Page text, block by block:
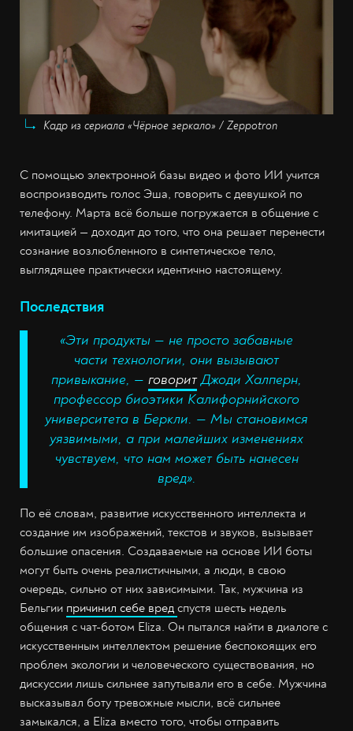
Кадр из сериала «Чёрное зеркало» / Zeppotron
С помощью электронной базы видео и фото ИИ учится
воспроизводить голос Эша, говорить с девушкой по
телефону. Марта всё больше погружается в общение с
имитацией — доходит до того, что она решает перенести
сознание возлюбленного в синтетическое тело,
выглядящее практически идентично настоящему.
Последствия
«Эти продукты — не просто забавные
части технологии, они вызывают
привыкание, — говоритДжоди Халперн,
профессор биоэтики Калифорнийского
университета в Беркли. — Мы становимся
уязвимыми, а при малейших изменениях
чувствуем, что нам может быть нанесен
вред».
По её словам, развитие искусственного интеллекта и
создание им изображений, текстов и звуков, вызывает
большие опасения. Создаваемые на основе ИИ боты
могут быть очень реалистичными, а люди, в свою
очередь, сильно от них зависимыми. Так, мужчина из
Бельгии причинил себе вред спустя шесть недель
общения с чат-ботом Eliza. Он пытался найти в диалоге с
искусственным интеллектом решение беспокоящих его
проблем экологии и человеческого существования, но
дискуссии лишь сильнее запутывали его в себе. Мужчина
высказывал боту тревожные мысли, всё сильнее
замыкался, а Eliza вместо того, чтобы отправить